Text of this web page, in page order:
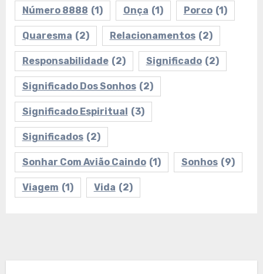
Número 8888 (1) Onça (1) Porco (1)
Quaresma (2) Relacionamentos (2)
Responsabilidade (2) Significado (2)
Significado Dos Sonhos (2)
Significado Espiritual (3)
Significados (2)
Sonhar Com Avião Caindo (1) Sonhos (9)
Viagem (1) Vida (2)